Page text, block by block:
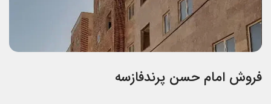
فروش امام حسن پرندفازسه